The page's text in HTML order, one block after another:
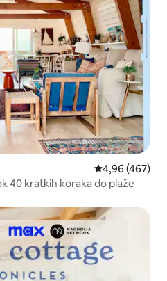
Prosječna
4,96 (467)
40 kratkih koraka do plaže
oznakom „Odabrali gosti”